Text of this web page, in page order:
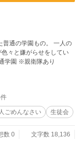
々と嫌がらせをしてい
せかけた普通学園 ※親衛隊あり
ごめんなさい 生徒会
数 0
文字数 18,136